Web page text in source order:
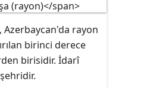
, Azerbaycan'da rayon
birinci derece
birisidir. İdarî